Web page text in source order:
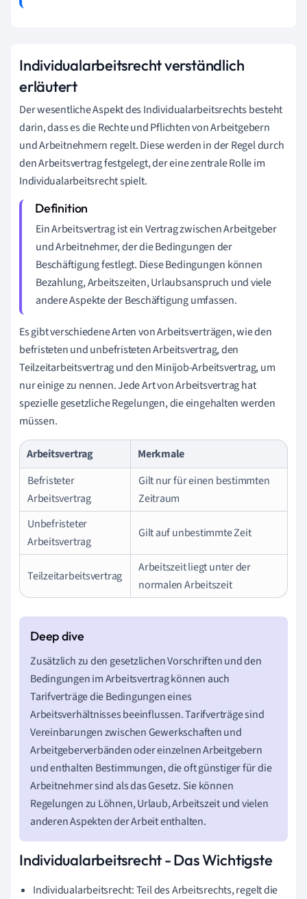
Individualarbeitsrecht verständlich
erläutert
Der wesentliche Aspekt des Individualarbeitsrechts besteht
darin, dass es die Rechte und Pflichten von Arbeitgebern
und Arbeitnehmern regelt. Diese werden in der Regel durch
den Arbeitsvertrag festgelegt, der eine zentrale Rolle im
Individualarbeitsrecht spielt.
Ein Arbeitsvertrag ist ein Vertrag zwischen Arbeitgeber
und Arbeitnehmer, der die Bedingungen der
Beschäftigung festlegt. Diese Bedingungen können
Bezahlung, Arbeitszeiten, Urlaubsanspruch und viele
andere Aspekte der Beschäftigung umfassen.
Es gibt verschiedene Arten von Arbeitsverträgen, wie den
befristeten und unbefristeten Arbeitsvertrag, den
Teilzeitarbeitsvertrag und den Minijob-Arbeitsvertrag, um
nur einige zu nennen. Jede Art von Arbeitsvertrag hat
spezielle gesetzliche Regelungen, die eingehalten werden
müssen.
Arbeitsvertrag
Merkmale
Befristeter
Arbeitsvertrag
Gilt nur für einen bestimmten
Zeitraum
Unbefristeter
Arbeitsvertrag
Gilt auf unbestimmte Zeit
Teilzeitarbeitsvertrag
Arbeitszeit liegt unter der
normalen Arbeitszeit
Zusätzlich zu den gesetzlichen Vorschriften und den
Bedingungen im Arbeitsvertrag können auch
Tarifverträge die Bedingungen eines
Arbeitsverhältnisses beeinflussen. Tarifverträge sind
Vereinbarungen zwischen Gewerkschaften und
Arbeitgeberverbänden oder einzelnen Arbeitgebern
und enthalten Bestimmungen, die oft günstiger für die
Arbeitnehmer sind als das Gesetz. Sie können
Regelungen zu Löhnen, Urlaub, Arbeitszeit und vielen
anderen Aspekten der Arbeit enthalten.
Individualarbeitsrecht - Das Wichtigste
Individualarbeitsrecht: Teil des Arbeitsrechts, regelt die